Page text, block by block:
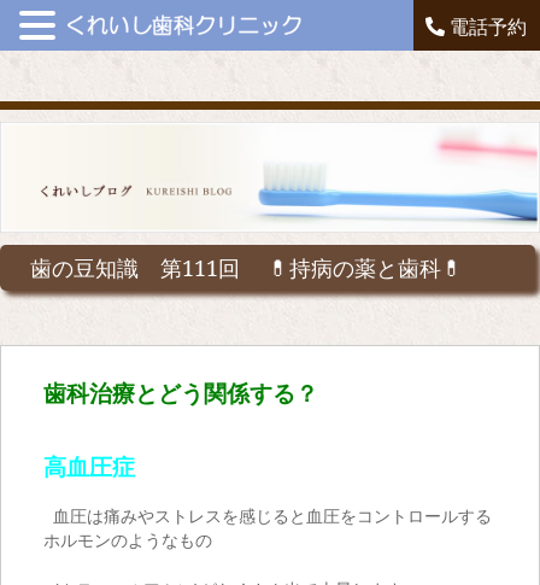
電話予約
歯の豆知識 第111回 💊持病の薬と歯科💊
歯科治療とどう関係する？
高血圧症
血圧は痛みやストレスを感じると血圧をコントロールする
ホルモンのようなもの